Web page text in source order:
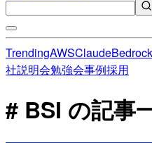
TrendingAWSClaudeBedrock
社説明会勉強会事例採用
# BSI の記事